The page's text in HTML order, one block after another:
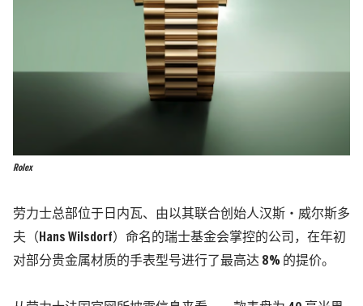
Rolex
劳力士总部位于日内瓦、由以其联合创始人汉斯・威尔斯多
夫（Hans Wilsdorf）命名的瑞士基金会掌控的公司，在年初
对部分贵金属材质的手表型号进行了最高达 8% 的提价。